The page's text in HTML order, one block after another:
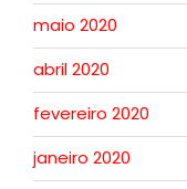
maio 2020
abril 2020
fevereiro 2020
janeiro 2020